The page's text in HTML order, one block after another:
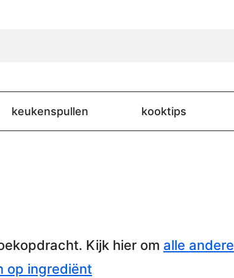
keukenspullen kooktips
Kijk hier om alle andere
op ingrediënt